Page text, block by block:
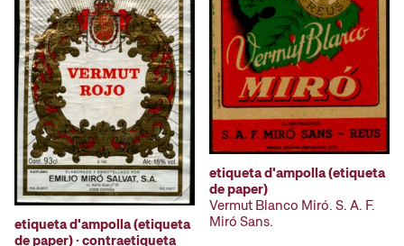
etiqueta d'ampolla (etiqueta
de paper) · contraetiqueta
etiqueta d'ampolla (etiqueta
de paper)
Vermut Blanco Miró. S. A. F.
Miró Sans.